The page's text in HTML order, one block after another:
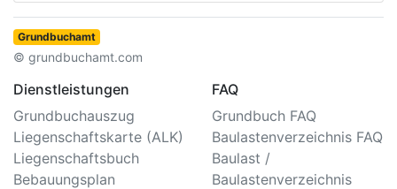
Grundbuchamt
© grundbuchamt.com
Dienstleistungen
Grundbuchauszug
Liegenschaftskarte (ALK)
Liegenschaftsbuch
Bebauungsplan
FAQ
Grundbuch FAQ
Baulastenverzeichnis FAQ
Baulast /
Baulastenverzeichnis